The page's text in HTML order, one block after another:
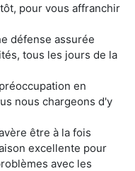
pour vous affranchir
défense assurée
tous les jours de la
en
nous chargeons d'y
être à la fois
excellente pour
avec les